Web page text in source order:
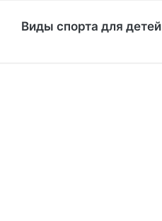
Виды спорта для детей